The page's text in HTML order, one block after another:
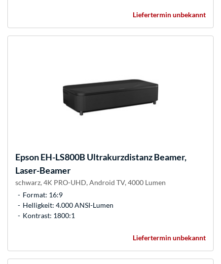
Liefertermin unbekannt
EpsonEH-LS800B Ultrakurzdistanz Beamer,
Laser-Beamer
schwarz, 4K PRO-UHD, Android TV, 4000 Lumen
Format: 16:9
Helligkeit: 4.000 ANSI-Lumen
Kontrast: 1800:1
Liefertermin unbekannt